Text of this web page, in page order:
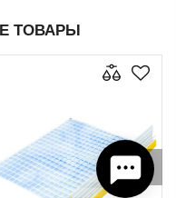
ТОВАРЫ